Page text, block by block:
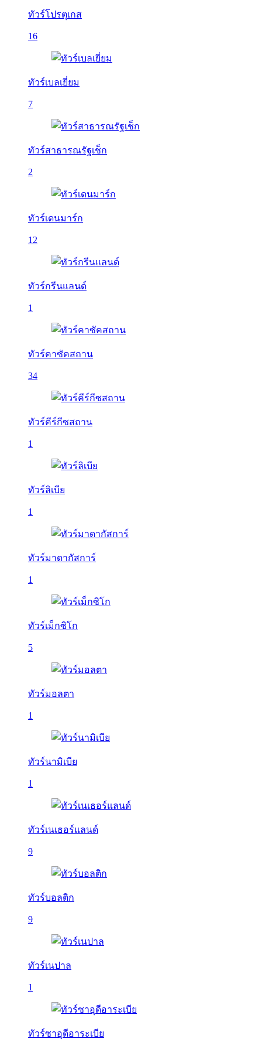
ทัวร์โปรตุเกส
16
ทัวร์เบลเยี่ยม
7
ทัวร์สาธารณรัฐเช็ก
2
ทัวร์เดนมาร์ก
12
ทัวร์กรีนแลนด์
1
ทัวร์คาซัคสถาน
34
ทัวร์คีร์กีซสถาน
1
ทัวร์ลิเบีย
1
ทัวร์มาดากัสการ์
1
ทัวร์เม็กซิโก
5
ทัวร์มอลตา
1
ทัวร์นามิเบีย
1
ทัวร์เนเธอร์แลนด์
9
ทัวร์บอลติก
9
ทัวร์เนปาล
1
ทัวร์ซาอุดีอาระเบีย